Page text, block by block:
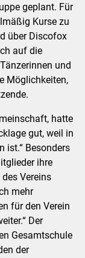
geplant. Für
Kurse zu
über Discofox
auf die
und
Möglichkeiten,
hatte
gut, weil in
ist.“ Besonders
ihre
Vereins
mehr
für den Verein
Der
Gesamtschule
der